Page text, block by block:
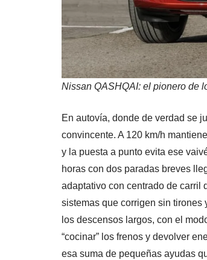
Nissan QASHQAI: el pionero de
En autovía, donde de verdad se
convincente. A 120 km/h
y la puesta a punto evita ese
horas con dos paradas breves
adaptativo con centrado de carril
sistemas que corrigen sin tirones
los descensos largos, con el
“cocinar” los frenos y devolver
esa suma de pequeñas ayudas